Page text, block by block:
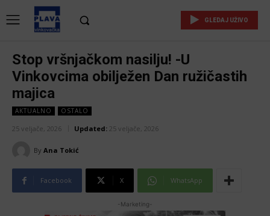
GLEDAJ UŽIVO
Stop vršnjačkom nasilju! -U
Vinkovcima obilježen Dan ružičastih
majica
AKTUALNO OSTALO
25 veljače, 2026 Updated: 25 veljače, 2026
By Ana Tokić
Facebook X WhatsApp
-Marketing-